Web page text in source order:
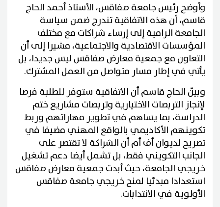
وأوضح رئيس جامعة صفاقس، الأستاذ أحمد الحاج
قاسم، أن هذه الاتفاقية تندرج ضمن سياسة
الجامعة الرامية إلى إرساء شراكات مع مختلف
المؤسسات الاقتصادية والاجتماعية، مشيرا إلى أن
التعاون مع جمعية معارض صفاقس ليس جديدا، بل
يأتي في إطار مسار متواصل من العمل المشترك.
وبيّن الحاج قاسم أن الاتفاقية ستوفر للطلبة فرصا
لإنجاز التربصات الاختيارية وتربصات مشاريع ختم
الدراسة، بما يساهم في تطوير مهاراتهم وربط
تكوينهم الأكاديمي بالواقع المهني مضيفا في
تصريح لديوان أف أم أن الشراكة لا تقتصر على
الجانب التكويني فقط، بل تشمل أيضا دعم تشغيل
خريجي الجامعة، حيث أبدت جمعية معارض صفاقس
استعدادا مبدئيا لمنح خريجي جامعة صفاقس
الأولوية في الانتدابات.